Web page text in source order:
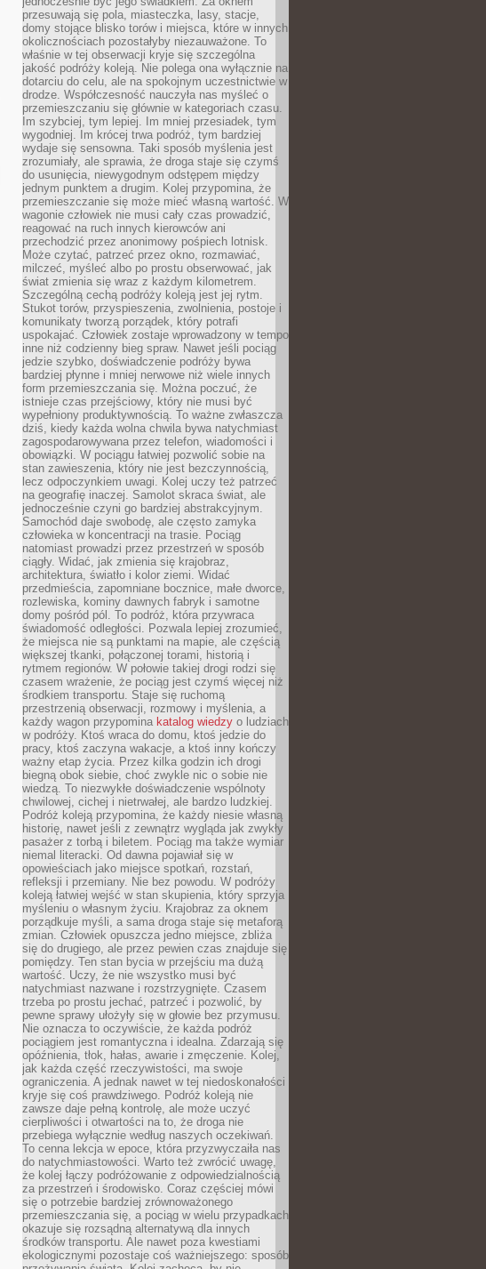
przesuwają się pola, miasteczka, lasy, stacje,
domy stojące blisko torów i miejsca, które w innych
okolicznościach pozostałyby niezauważone. To
właśnie w tej obserwacji kryje się szczególna
jakość podróży koleją. Nie polega ona wyłącznie na
dotarciu do celu, ale na spokojnym uczestnictwie w
drodze. Współczesność nauczyła nas myśleć o
przemieszczaniu się głównie w kategoriach czasu.
Im szybciej, tym lepiej. Im mniej przesiadek, tym
wygodniej. Im krócej trwa podróż, tym bardziej
wydaje się sensowna. Taki sposób myślenia jest
zrozumiały, ale sprawia, że droga staje się czymś
do usunięcia, niewygodnym odstępem między
jednym punktem a drugim. Kolej przypomina, że
przemieszczanie się może mieć własną wartość. W
wagonie człowiek nie musi cały czas prowadzić,
reagować na ruch innych kierowców ani
przechodzić przez anonimowy pośpiech lotnisk.
Może czytać, patrzeć przez okno, rozmawiać,
milczeć, myśleć albo po prostu obserwować, jak
świat zmienia się wraz z każdym kilometrem.
Szczególną cechą podróży koleją jest jej rytm.
Stukot torów, przyspieszenia, zwolnienia, postoje i
komunikaty tworzą porządek, który potrafi
uspokajać. Człowiek zostaje wprowadzony w tempo
inne niż codzienny bieg spraw. Nawet jeśli pociąg
jedzie szybko, doświadczenie podróży bywa
bardziej płynne i mniej nerwowe niż wiele innych
form przemieszczania się. Można poczuć, że
istnieje czas przejściowy, który nie musi być
wypełniony produktywnością. To ważne zwłaszcza
dziś, kiedy każda wolna chwila bywa natychmiast
zagospodarowywana przez telefon, wiadomości i
obowiązki. W pociągu łatwiej pozwolić sobie na
stan zawieszenia, który nie jest bezczynnością,
lecz odpoczynkiem uwagi. Kolej uczy też patrzeć
na geografię inaczej. Samolot skraca świat, ale
jednocześnie czyni go bardziej abstrakcyjnym.
Samochód daje swobodę, ale często zamyka
człowieka w koncentracji na trasie. Pociąg
natomiast prowadzi przez przestrzeń w sposób
ciągły. Widać, jak zmienia się krajobraz,
architektura, światło i kolor ziemi. Widać
przedmieścia, zapomniane bocznice, małe dworce,
rozlewiska, kominy dawnych fabryk i samotne
domy pośród pól. To podróż, która przywraca
świadomość odległości. Pozwala lepiej zrozumieć,
że miejsca nie są punktami na mapie, ale częścią
większej tkanki, połączonej torami, historią i
rytmem regionów. W połowie takiej drogi rodzi się
czasem wrażenie, że pociąg jest czymś więcej niż
środkiem transportu. Staje się ruchomą
przestrzenią obserwacji, rozmowy i myślenia, a
każdy wagon przypomina katalog wiedzy o ludziach
w podróży. Ktoś wraca do domu, ktoś jedzie do
pracy, ktoś zaczyna wakacje, a ktoś inny kończy
ważny etap życia. Przez kilka godzin ich drogi
biegną obok siebie, choć zwykle nic o sobie nie
wiedzą. To niezwykłe doświadczenie wspólnoty
chwilowej, cichej i nietrwałej, ale bardzo ludzkiej.
Podróż koleją przypomina, że każdy niesie własną
historię, nawet jeśli z zewnątrz wygląda jak zwykły
pasażer z torbą i biletem. Pociąg ma także wymiar
niemal literacki. Od dawna pojawiał się w
opowieściach jako miejsce spotkań, rozstań,
refleksji i przemiany. Nie bez powodu. W podróży
koleją łatwiej wejść w stan skupienia, który sprzyja
myśleniu o własnym życiu. Krajobraz za oknem
porządkuje myśli, a sama droga staje się metaforą
zmian. Człowiek opuszcza jedno miejsce, zbliża
się do drugiego, ale przez pewien czas znajduje się
pomiędzy. Ten stan bycia w przejściu ma dużą
wartość. Uczy, że nie wszystko musi być
natychmiast nazwane i rozstrzygnięte. Czasem
trzeba po prostu jechać, patrzeć i pozwolić, by
pewne sprawy ułożyły się w głowie bez przymusu.
Nie oznacza to oczywiście, że każda podróż
pociągiem jest romantyczna i idealna. Zdarzają się
opóźnienia, tłok, hałas, awarie i zmęczenie. Kolej,
jak każda część rzeczywistości, ma swoje
ograniczenia. A jednak nawet w tej niedoskonałości
kryje się coś prawdziwego. Podróż koleją nie
zawsze daje pełną kontrolę, ale może uczyć
cierpliwości i otwartości na to, że droga nie
przebiega wyłącznie według naszych oczekiwań.
To cenna lekcja w epoce, która przyzwyczaiła nas
do natychmiastowości. Warto też zwrócić uwagę,
że kolej łączy podróżowanie z odpowiedzialnością
za przestrzeń i środowisko. Coraz częściej mówi
się o potrzebie bardziej zrównoważonego
przemieszczania się, a pociąg w wielu przypadkach
okazuje się rozsądną alternatywą dla innych
środków transportu. Ale nawet poza kwestiami
ekologicznymi pozostaje coś ważniejszego: sposób